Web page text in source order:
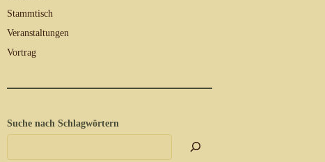
Stammtisch
Veranstaltungen
Vortrag
Suche nach Schlagwörtern